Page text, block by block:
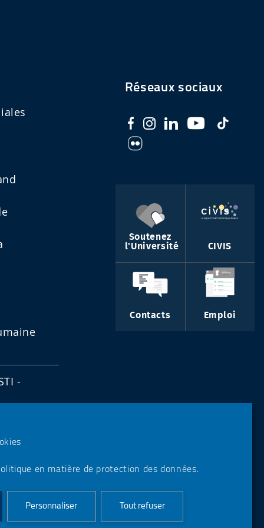
en matière de protection des données.
Tout refuser
Personnaliser
-
Réseaux sociaux
Soutenez
l'Université
CIVIS
Contacts Emploi